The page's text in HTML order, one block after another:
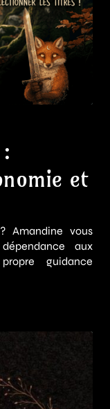
et
Amandine vous
aux
guidance